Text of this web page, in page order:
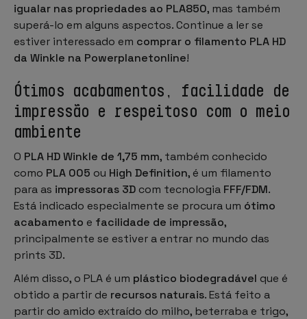
igualar nas propriedades ao PLA850, mas também
superá-lo em alguns aspectos. Continue a ler se
estiver interessado em comprar o filamento PLA HD
da Winkle na Powerplanetonline!
Ótimos acabamentos, facilidade de
impressão e respeitoso com o meio
ambiente
O PLA HD Winkle de 1,75 mm, também conhecido
como PLA 005 ou High Definition, é um filamento
para as impressoras 3D com tecnologia FFF/FDM.
Está indicado especialmente se procura um ótimo
acabamento e facilidade de impressão,
principalmente se estiver a entrar no mundo das
prints 3D.
Além disso, o PLA é um plástico biodegradável que é
obtido a partir de recursos naturais. Está feito a
partir do amido extraído do milho, beterraba e trigo,